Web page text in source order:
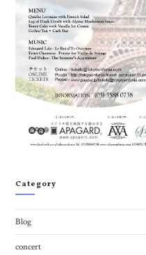
Category
Blog
concert